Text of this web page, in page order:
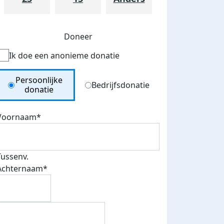
Doneer
Ik doe een anonieme donatie
Donation Type
Persoonlijke
donatie
Bedrijfsdonatie